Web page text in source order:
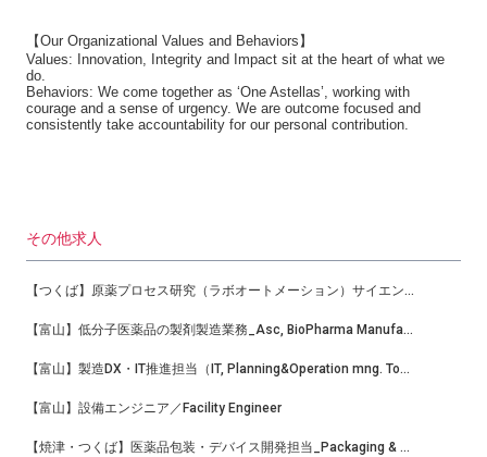
【Our Organizational Values and Behaviors】
Values: Innovation, Integrity and Impact sit at the heart of what we
do.
Behaviors: We come together as ‘One Astellas’, working with
courage and a sense of urgency. We are outcome focused and
consistently take accountability for our personal contribution.
その他求人
【つくば】原薬プロセス研究（ラボオートメーション）サイエンティスト
【富山】低分子医薬品の製剤製造業務_Asc, BioPharma Manufacturing
【富山】製造DX・IT推進担当（IT, Planning&Operation mng. Toyama-TC Bio-Mfg）
【富山】設備エンジニア／Facility Engineer
【焼津・つくば】医薬品包装・デバイス開発担当_Packaging & Device Development Scientist